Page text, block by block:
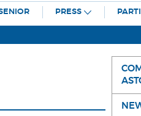
PRESS